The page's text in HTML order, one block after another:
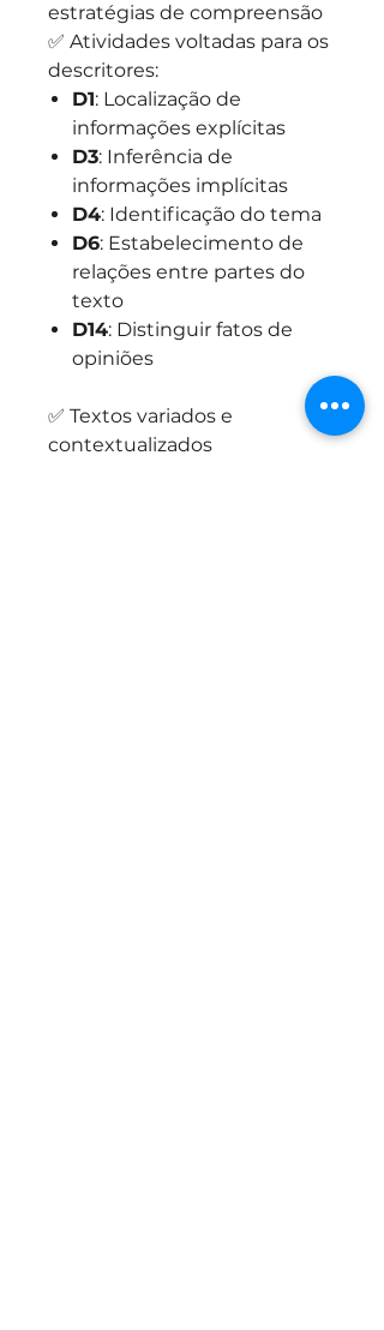
estratégias de compreensão
✅ Atividades voltadas para os
descritores:
D1: Localização de
informações explícitas
D3: Inferência de
informações implícitas
D4: Identificação do tema
D6: Estabelecimento de
relações entre partes do
texto
D14: Distinguir fatos de
opiniões
✅ Textos variados e
contextualizados